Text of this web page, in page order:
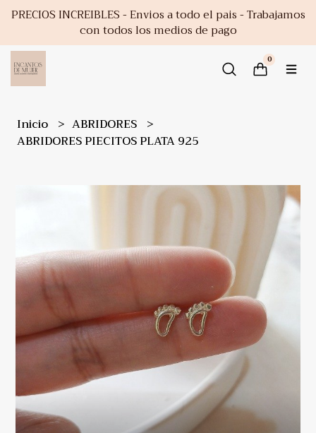
PRECIOS INCREIBLES - Envios a todo el pais - Trabajamos
con todos los medios de pago
0
Inicio
ABRIDORES
ABRIDORES PIECITOS PLATA 925